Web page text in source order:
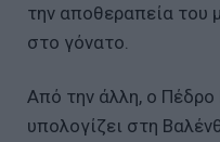
την αποθεραπεία του
στο γόνατο.
Από την άλλη, o Πέδρο
υπολογίζει στη